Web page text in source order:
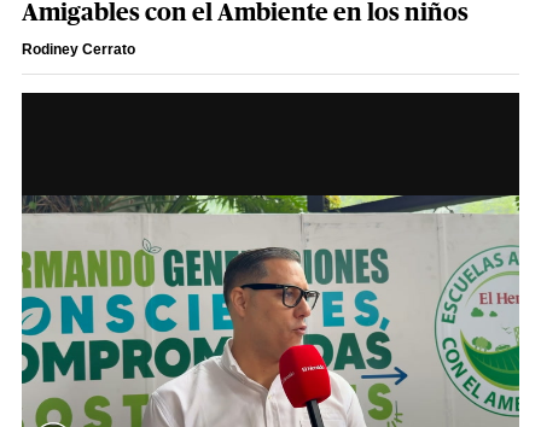
Amigables con el Ambiente en los niños
Rodiney Cerrato